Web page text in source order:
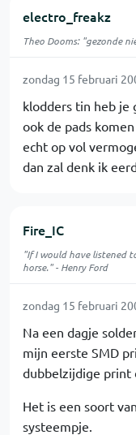
electro_freakz
Theo Dooms: "gezonde
zondag 15 februari
klodders tin heb je
ook de pads
echt op vol
dan zal denk ik
Fire_IC
"If I would have listened
horse." - Henry Ford
zondag 15 februari
Na een dagje
mijn eerste SMD
dubbelzijdige print
Het is een soort
systeempje.